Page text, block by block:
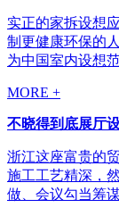
实正的家拆设想
制更健康环保的
为中国室内设想
MORE +
不晓得到底展厅
浙江这座富贵的
施工工艺精深，
做、会议勾当筹